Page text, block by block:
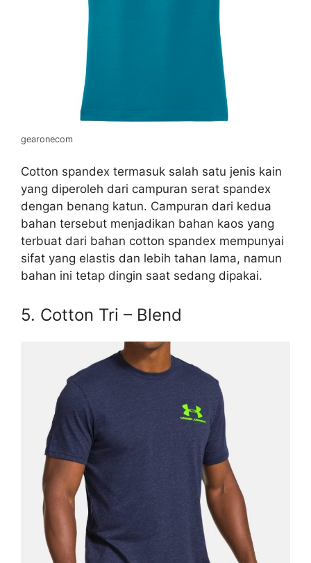
gearonecom
Cotton spandex termasuk salah satu jenis kain
yang diperoleh dari campuran serat spandex
dengan benang katun. Campuran dari kedua
bahan tersebut menjadikan bahan kaos yang
terbuat dari bahan cotton spandex mempunyai
sifat yang elastis dan lebih tahan lama, namun
bahan ini tetap dingin saat sedang dipakai.
5. Cotton Tri – Blend